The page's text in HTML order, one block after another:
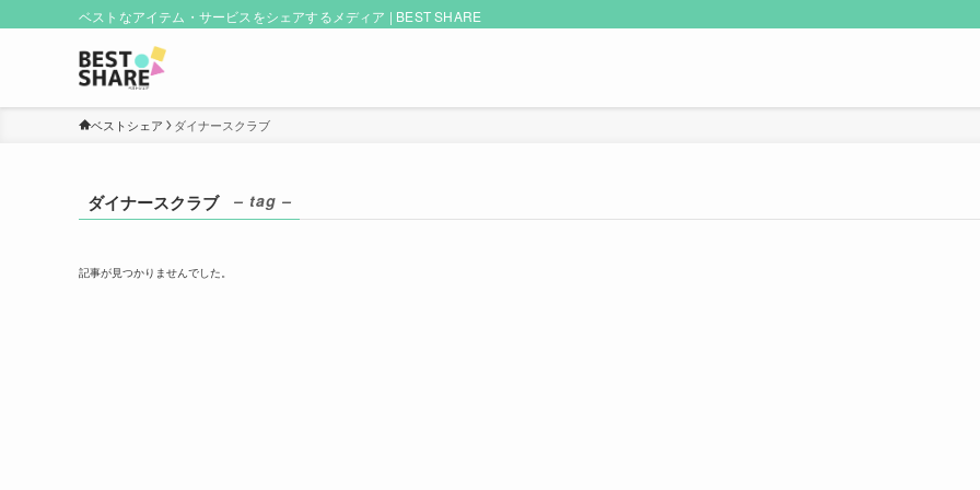
ベストなアイテム・サービスをシェアするメディア | BEST SHARE
ベストシェア ダイナースクラブ
ダイナースクラブ – tag –
記事が見つかりませんでした。